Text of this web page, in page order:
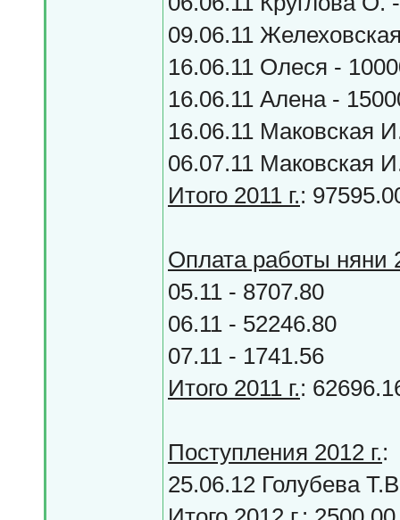
09.06.11
16.06.11 Олеся -
16.06.11 Алена -
16.06.11 Маковская
06.07.11 Маковская
Итого 2011 г.:
Оплата работы няни
05.11 - 8707.80
06.11 - 52246.80
07.11 - 1741.56
Итого 2011 г.:
Поступления 2012 г.:
25.06.12 Голубева